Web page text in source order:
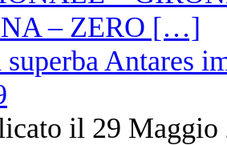
superba Antares
il 29 Maggio